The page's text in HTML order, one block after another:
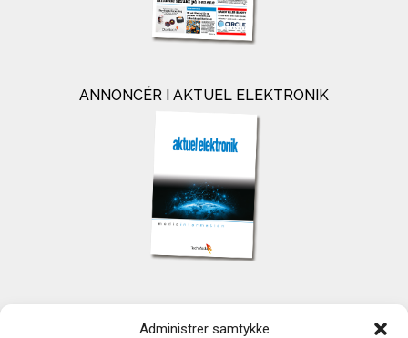
Administrer samtykke
ANNONCÉR I AKTUEL ELEKTRONIK
TechMedia A/S